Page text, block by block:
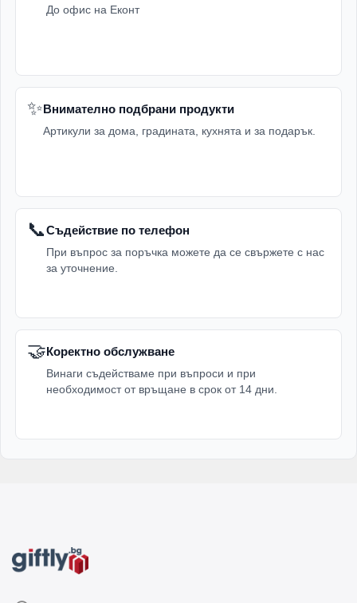
До офис на Еконт
✨Внимателно подбрани продукти
Артикули за дома, градината, кухнята и за подарък.
📞Съдействие по телефон
При въпрос за поръчка можете да се свържете с нас
за уточнение.
🤝Коректно обслужване
Винаги съдействаме при въпроси и при
необходимост от връщане в срок от 14 дни.